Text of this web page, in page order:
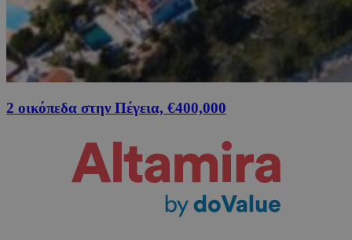
2 οικόπεδα στην Πέγεια, €400,000